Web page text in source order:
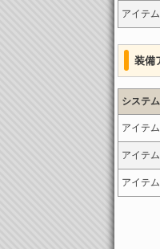
アイテ
装備
システム
アイテ
アイテ
アイテ